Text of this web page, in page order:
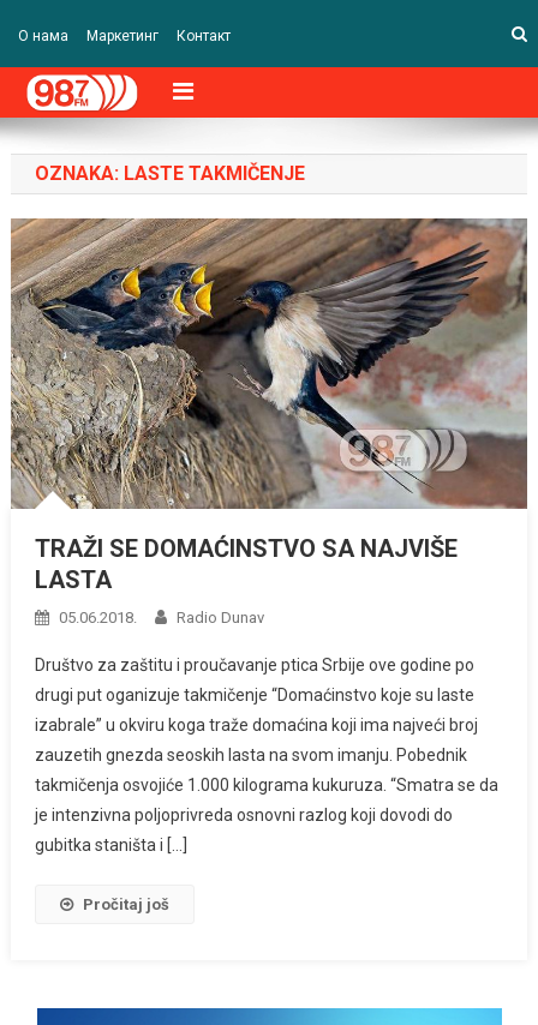
О нама Маркетинг Контакт
OZNAKA: LASTE TAKMIČENJE
TRAŽI SE DOMAĆINSTVO SA NAJVIŠE
LASTA
05.06.2018. Radio Dunav
Društvo za zaštitu i proučavanje ptica Srbije ove godine po
drugi put oganizuje takmičenje “Domaćinstvo koje su laste
izabrale” u okviru koga traže domaćina koji ima najveći broj
zauzetih gnezda seoskih lasta na svom imanju. Pobednik
takmičenja osvojiće 1.000 kilograma kukuruza. “Smatra se da
je intenzivna poljoprivreda osnovni razlog koji dovodi do
gubitka staništa i […]
Pročitaj još